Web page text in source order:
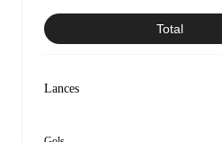
Total
Lances